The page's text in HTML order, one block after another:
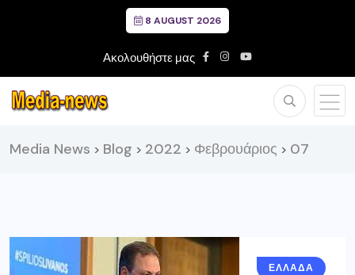
8 AUGUST 2026
Ακολουθήστε μας
Media News > Blog > 2022 > Φεβρουάριος > 07
ΕΛΛΑΔΑ